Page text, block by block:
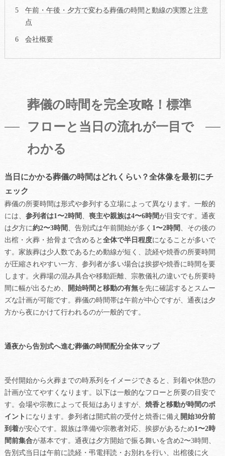
午前・午後・夕方で変わる葬儀の時間と動線の実際と注意
点
会社概要
葬儀の時間を完全攻略！標準
フローと当日の流れが一目で
わかる
当日にかかる葬儀の時間はどれくらい？全体像を最初にチ
ェック
葬儀の所要時間は形式や参列する立場によって異なります。一般的
には、 参列者は1〜2時間 、 喪主や親族は4〜6時間が目安です。通夜
は夕方に約2〜3時間 、告別式は午前開始が多く 1〜2時間 、その後の
出棺・火葬・拾骨まで含めると 全体で半日程度になることが多いで
す。家族葬は少人数であるため動線が短く、読経や焼香の所要時間
が圧縮されやすい一方、参列者が多い場合は挨拶や焼香に時間を要
します。火葬場の混み具合や移動距離、宗教儀礼の違いでも所要時
間に幅が出るため、
開始時間と移動の有無を先に確認するとスムー
ズな計画が可能です。葬儀の時間帯は午前が中心ですが、通夜は夕
方から夜にかけて行われるのが一般的です。
通夜から告別式へ進む葬儀の時間配分全体マップ
受付開始から火葬までの時系列をイメージできると、到着や休憩の
計画が立てやすくなります。以下は一般的なフローと所要の目安で
す。会場や宗教によって長短はありますが、 焼香と移動が時間のポ
イント になります。参列者は開式前の受付と焼香に備え 開始30分前
到着が安心です。親族は準備や宗教者対応、挨拶があるため1〜2時
間前集合が基本です。通夜は夕方開始で振る舞いを含め2〜3時間、
告別式当日は午前に読経・弔電拝読・お別れを行い、出棺後に火